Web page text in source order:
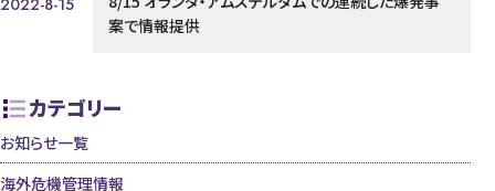
カテゴリー
お知らせ一覧
海外危機管理情報
案で情報提供